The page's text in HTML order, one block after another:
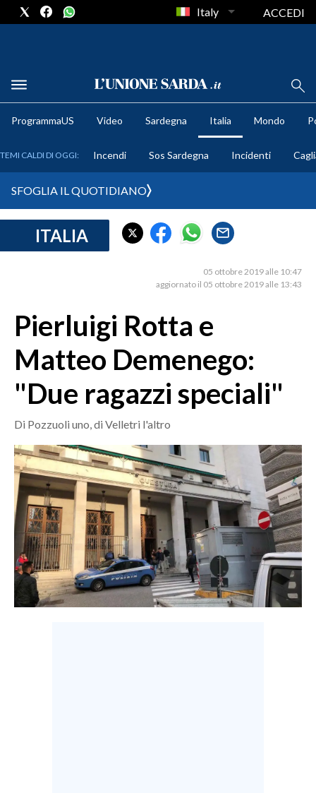
METEO
CRONACA SARDEGNA
MEDIO CAMPIDANO
ORISTANO E PROVINCIA
SASSARI E PROVINCIA
GALLURA
NUORO E PROVINCIA
OGLIASTRA
AGENDA
CRONACA
ITALIA
MONDO
POLITICA
ECONOMIA
Italy ACCEDI
ProgrammaUS Video Sardegna Italia Mondo
TEMI CALDI DI OGGI: Incendi Sos Sardegna Incidenti
SFOGLIA IL QUOTIDIANO
ITALIA
05 ottobre 2019 alle 10:47
aggiornato il 05 ottobre 2019 alle 13:43
Pierluigi Rotta e
Matteo Demenego:
"Due ragazzi speciali"
Di Pozzuoli uno, di Velletri l'altro